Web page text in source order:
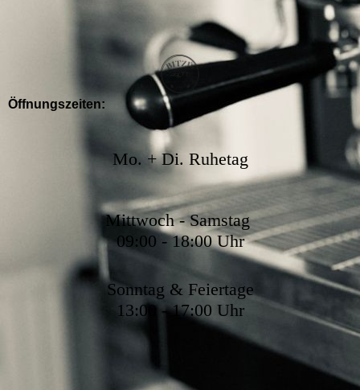
Öffnungszeiten:
Mo. + Di. Ruhetag
Mittwoch - Samstag
09:00 -18:00 Uhr
Sonntag & Feiertage
13:00 - 17:00 Uhr